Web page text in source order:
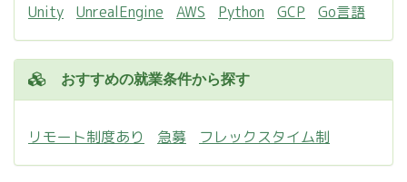
Unity UnrealEngine AWS Python GCP Go言語
おすすめの就業条件から探す
リモート制度あり 急募 フレックスタイム制